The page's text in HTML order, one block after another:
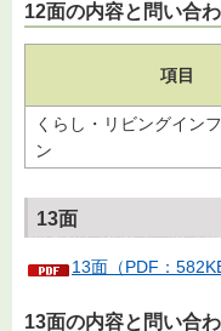
12面の内容と問い合
項目
くらし・リビングイン
ン
13面
13面（PDF：
13面の内容と問い合